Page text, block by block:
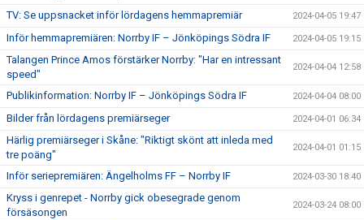
TV: Se uppsnacket inför lördagens hemmapremiär 2024-04-05 19:47
Inför hemmapremiären: Norrby IF – Jönköpings Södra IF 2024-04-05 19:15
Talangen Prince Amos förstärker Norrby: "Har en intressant
speed"
2024-04-04 12:58
Publikinformation: Norrby IF – Jönköpings Södra IF 2024-04-04 08:00
Bilder från lördagens premiärseger 2024-04-01 06:34
Härlig premiärseger i Skåne: "Riktigt skönt att inleda med
tre poäng"
2024-04-01 01:15
Inför seriepremiären: Ängelholms FF – Norrby IF 2024-03-30 18:40
Kryss i genrepet - Norrby gick obesegrade genom
försäsongen
2024-03-24 08:00